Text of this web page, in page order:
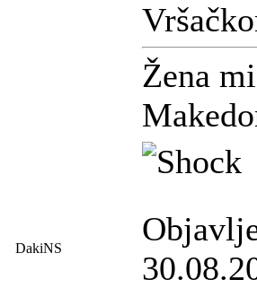
Žena mi
DakiNS